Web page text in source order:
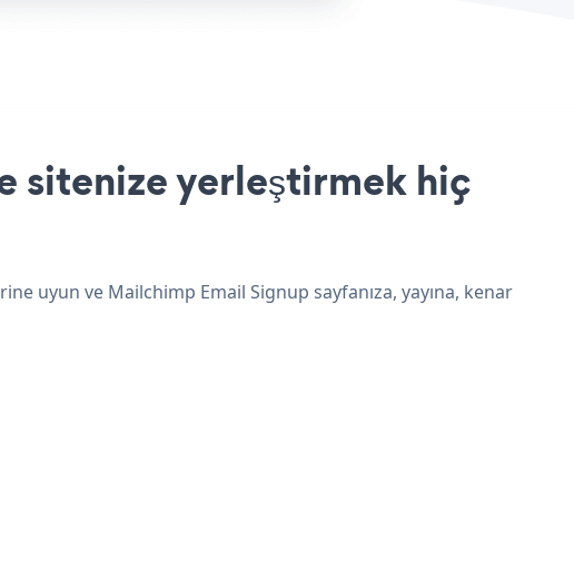
sitenize yerleştirmek hiç
uyun ve Mailchimp Email Signup sayfanıza, yayına, kenar